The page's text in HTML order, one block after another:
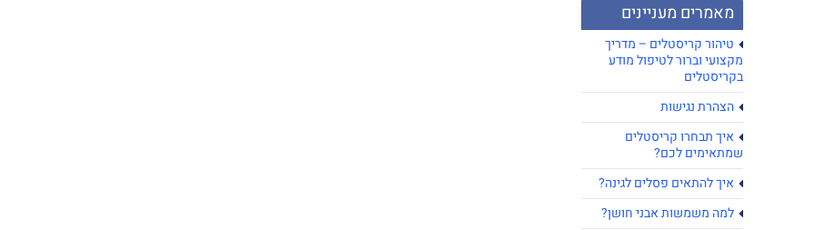
מאמרים מעניינים
טיהור קריסטלים – מדריך
מקצועי וברור לטיפול מודע
בקריסטלים
הצהרת נגישות
איך תבחרו קריסטלים
שמתאימים לכם?
איך להתאים פסלים לגינה?
למה משמשות אבני חושן?